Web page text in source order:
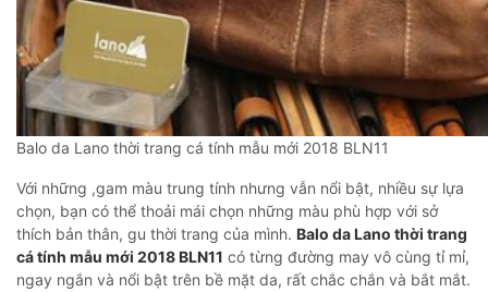
Balo da Lano thời trang cá tính mẫu mới 2018 BLN11
Với những ,gam màu trung tính nhưng vẫn nổi bật, nhiều sự lựa
chọn, bạn có thể thoải mái chọn những màu phù hợp với sở
thích bản thân, gu thời trang của mình. Balo da Lano thời trang
cá tính mẫu mới 2018 BLN11 có từng đường may vô cùng tỉ mỉ,
ngay ngắn và nổi bật trên bề mặt da, rất chắc chắn và bắt mắt.